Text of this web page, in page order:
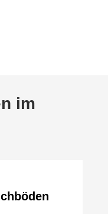
im